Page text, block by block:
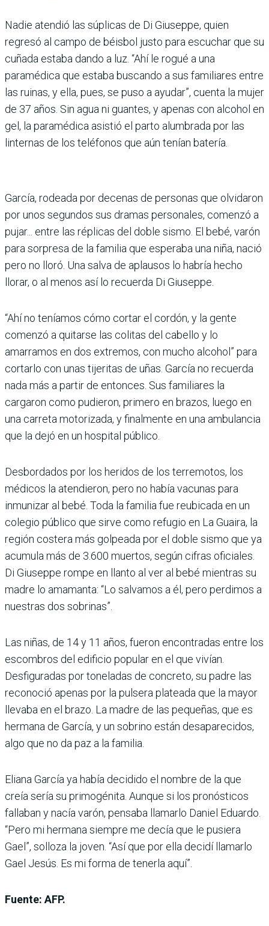
Nadie atendió las súplicas de Di Giuseppe, quien
regresó al campo de béisbol justo para escuchar que su
cuñada estaba dando a luz. “Ahí le rogué a una
paramédica que estaba buscando a sus familiares entre
las ruinas, y ella, pues, se puso a ayudar”, cuenta la mujer
de 37 años. Sin agua ni guantes, y apenas con alcohol en
gel, la paramédica asistió el parto alumbrada por las
linternas de los teléfonos que aún tenían batería.
García, rodeada por decenas de personas que olvidaron
por unos segundos sus dramas personales, comenzó a
pujar... entre las réplicas del doble sismo. El bebé, varón
para sorpresa de la familia que esperaba una niña, nació
pero no lloró. Una salva de aplausos lo habría hecho
llorar, o al menos así lo recuerda Di Giuseppe.
“Ahí no teníamos cómo cortar el cordón, y la gente
comenzó a quitarse las colitas del cabello y lo
amarramos en dos extremos, con mucho alcohol” para
cortarlo con unas tijeritas de uñas. García no recuerda
nada más a partir de entonces. Sus familiares la
cargaron como pudieron, primero en brazos, luego en
una carreta motorizada, y finalmente en una ambulancia
que la dejó en un hospital público.
Desbordados por los heridos de los terremotos, los
médicos la atendieron, pero no había vacunas para
inmunizar al bebé. Toda la familia fue reubicada en un
colegio público que sirve como refugio en La Guaira, la
región costera más golpeada por el doble sismo que ya
acumula más de 3.600 muertos, según cifras oficiales.
Di Giuseppe rompe en llanto al ver al bebé mientras su
madre lo amamanta: “Lo salvamos a él, pero perdimos a
nuestras dos sobrinas”.
Las niñas, de 14 y 11 años, fueron encontradas entre los
escombros del edificio popular en el que vivían.
Desfiguradas por toneladas de concreto, su padre las
reconoció apenas por la pulsera plateada que la mayor
llevaba en el brazo. La madre de las pequeñas, que es
hermana de García, y un sobrino están desaparecidos,
algo que no da paz a la familia.
Eliana García ya había decidido el nombre de la que
creía sería su primogénita. Aunque si los pronósticos
fallaban y nacía varón, pensaba llamarlo Daniel Eduardo.
“Pero mi hermana siempre me decía que le pusiera
Gael”, solloza la joven. “Así que por ella decidí llamarlo
Gael Jesús. Es mi forma de tenerla aquí”.
Fuente: AFP.